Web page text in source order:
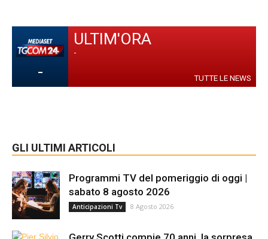
-
ULTIM'ORA
-
TUTTE LE NEWS
GLI ULTIMI ARTICOLI
Programmi TV del pomeriggio di oggi |
sabato 8 agosto 2026
Anticipazioni Tv 8 Agosto 2026